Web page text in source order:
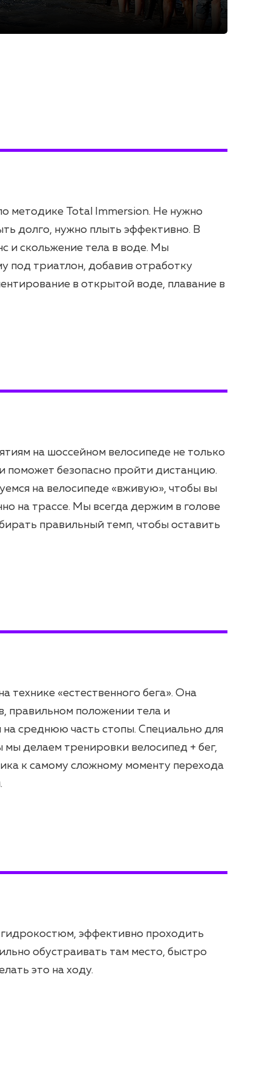
методике Total Immersion. Не нужно
долго, нужно плыть эффективно. В
и скольжение тела в воде. Мы
под триатлон, добавив отработку
в открытой воде, плавание в
на шоссейном велосипеде не только
поможет безопасно пройти дистанцию.
на велосипеде «вживую», чтобы вы
на трассе. Мы всегда держим в голове
правильный темп, чтобы оставить
технике «естественного бега». Она
правильном положении тела и
среднюю часть стопы. Специально для
делаем тренировки велосипед + бег,
к самому сложному моменту перехода
эффективно проходить
обустраивать там место, быстро
это на ходу.